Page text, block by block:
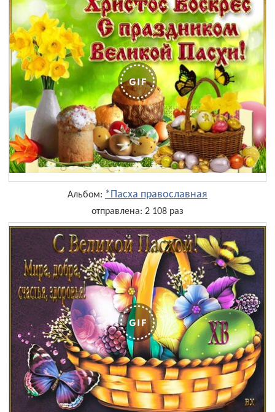
Альбом: *Пасха православная
отправлена: 2 108 раз